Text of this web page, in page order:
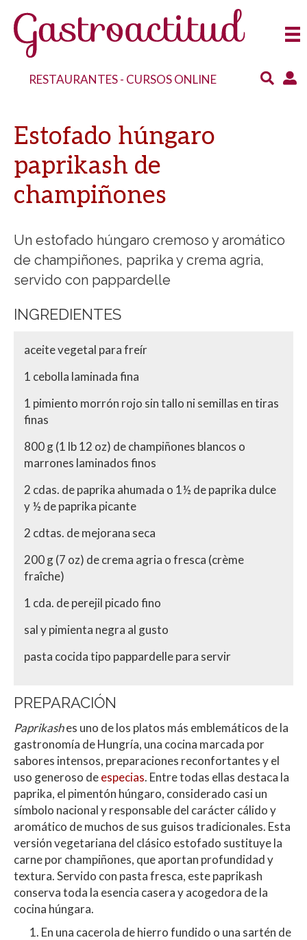
RESTAURANTES- CURSOS ONLINE
Estofado húngaro
paprikash de
champiñones
Un estofado húngaro cremoso y aromático
de champiñones, paprika y crema agria,
servido con pappardelle
INGREDIENTES
aceite vegetal para freír
1 cebolla laminada fina
1 pimiento morrón rojo sin tallo ni semillas en tiras
finas
800 g (1 lb 12 oz) de champiñones blancos o
marrones laminados finos
2 cdas. de paprika ahumada o 1½ de paprika dulce
y ½ de paprika picante
2 cdtas. de mejorana seca
200 g (7 oz) de crema agria o fresca (crème
fraîche)
1 cda. de perejil picado fino
sal y pimienta negra al gusto
pasta cocida tipo pappardelle para servir
PREPARACIÓN
Paprikashes uno de los platos más emblemáticos de la
gastronomía deHungría, una cocina marcada por
sabores intensos, preparaciones reconfortantes y el
uso generoso deespecias. Entre todas ellas destaca la
paprika, el pimentón húngaro, considerado casi un
símbolo nacional y responsable del carácter cálido y
aromático de muchos de sus guisos tradicionales. Esta
versión vegetariana del clásico estofado sustituye la
carne por champiñones, que aportan profundidad y
textura. Servido con pasta fresca, este paprikash
conserva toda la esencia casera y acogedora de la
cocina húngara.
En una cacerola de hierro fundido o una sartén de